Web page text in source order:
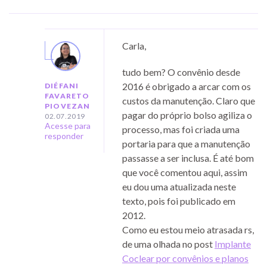
DIÉFANI
FAVARETO
PIOVEZAN
02.07.2019
Acesse para
responder
Carla,
tudo bem? O convênio desde
2016 é obrigado a arcar com os
custos da manutenção. Claro que
pagar do próprio bolso agiliza o
processo, mas foi criada uma
portaria para que a manutenção
passasse a ser inclusa. É até bom
que você comentou aqui, assim
eu dou uma atualizada neste
texto, pois foi publicado em
2012.
Como eu estou meio atrasada rs,
de uma olhada no post Implante
Coclear por convênios e planos